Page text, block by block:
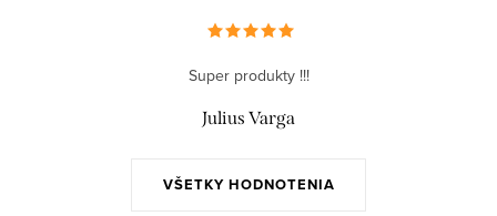
VŠETKY HODNOTENIA
Super produkty !!!
Julius Varga